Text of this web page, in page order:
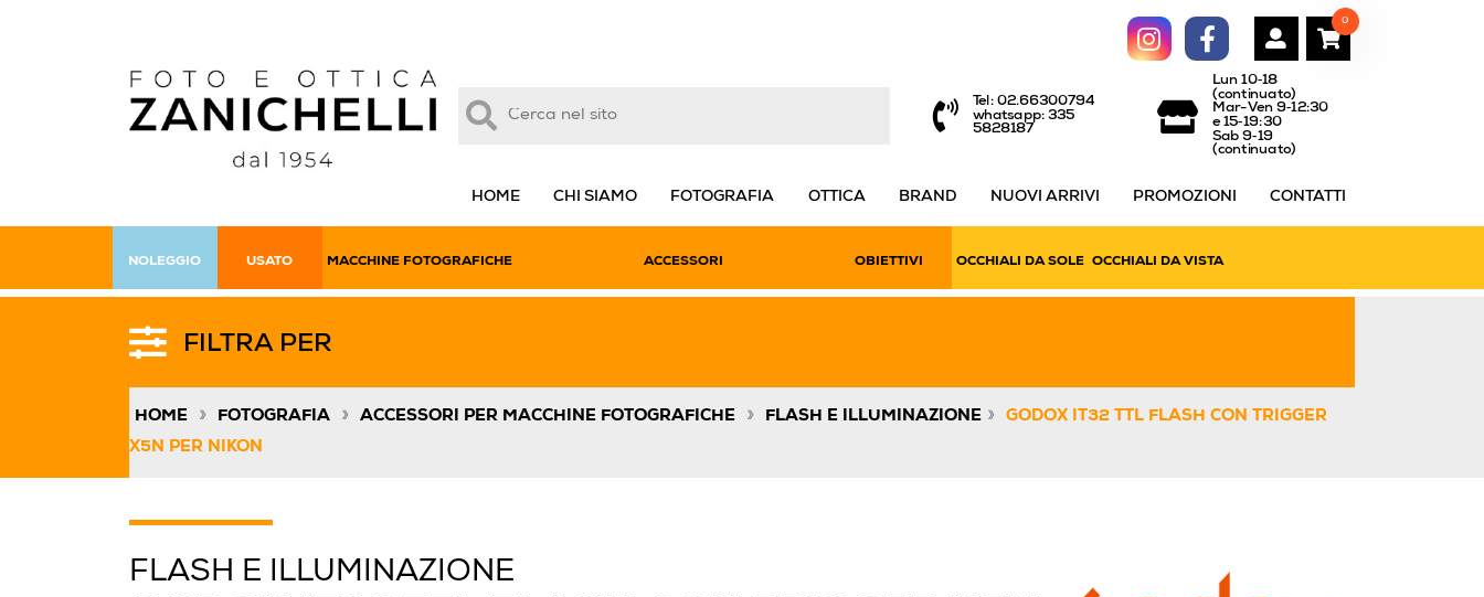
Tel: 02.66300794
whatsapp: 335
5828187
Lun 10‑18
(continuato)
Mar-Ven 9‑12:30
e 15‑19:30
Sab 9‑19
(continuato)
HOME CHI SIAMO FOTOGRAFIA OTTICA BRAND NUOVI ARRIVI PROMOZIONI CONTATTI
0
NOLEGGIO USATO MACCHINE FOTOGRAFICHE ACCESSORI OBIETTIVI OCCHIALI DA SOLE OCCHIALI DA VISTA
FILTRA PER
HOME » FOTOGRAFIA » ACCESSORI PER MACCHINE FOTOGRAFICHE » FLASH E ILLUMINAZIONE »
GODOX IT32 TTL FLASH CON TRIGGER
X5N PER NIKON
FLASH E ILLUMINAZIONE